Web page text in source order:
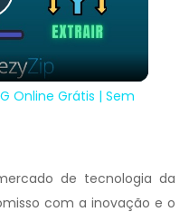
Online Grátis | Sem
de tecnologia da
com a inovação e o